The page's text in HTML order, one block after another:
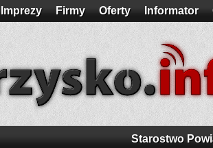
Imprezy Firmy Oferty Informator
Starostwo